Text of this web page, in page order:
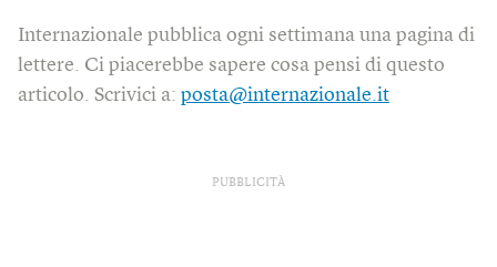
Internazionale pubblica ogni settimana una pagina di
lettere. Ci piacerebbe sapere cosa pensi di questo
articolo. Scrivici a: posta@internazionale.it
PUBBLICITÀ